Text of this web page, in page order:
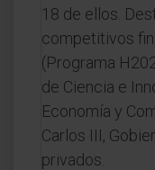
18 de ellos.
competitivos
(Programa
de Ciencia e
Economía y
Carlos III,
privados.